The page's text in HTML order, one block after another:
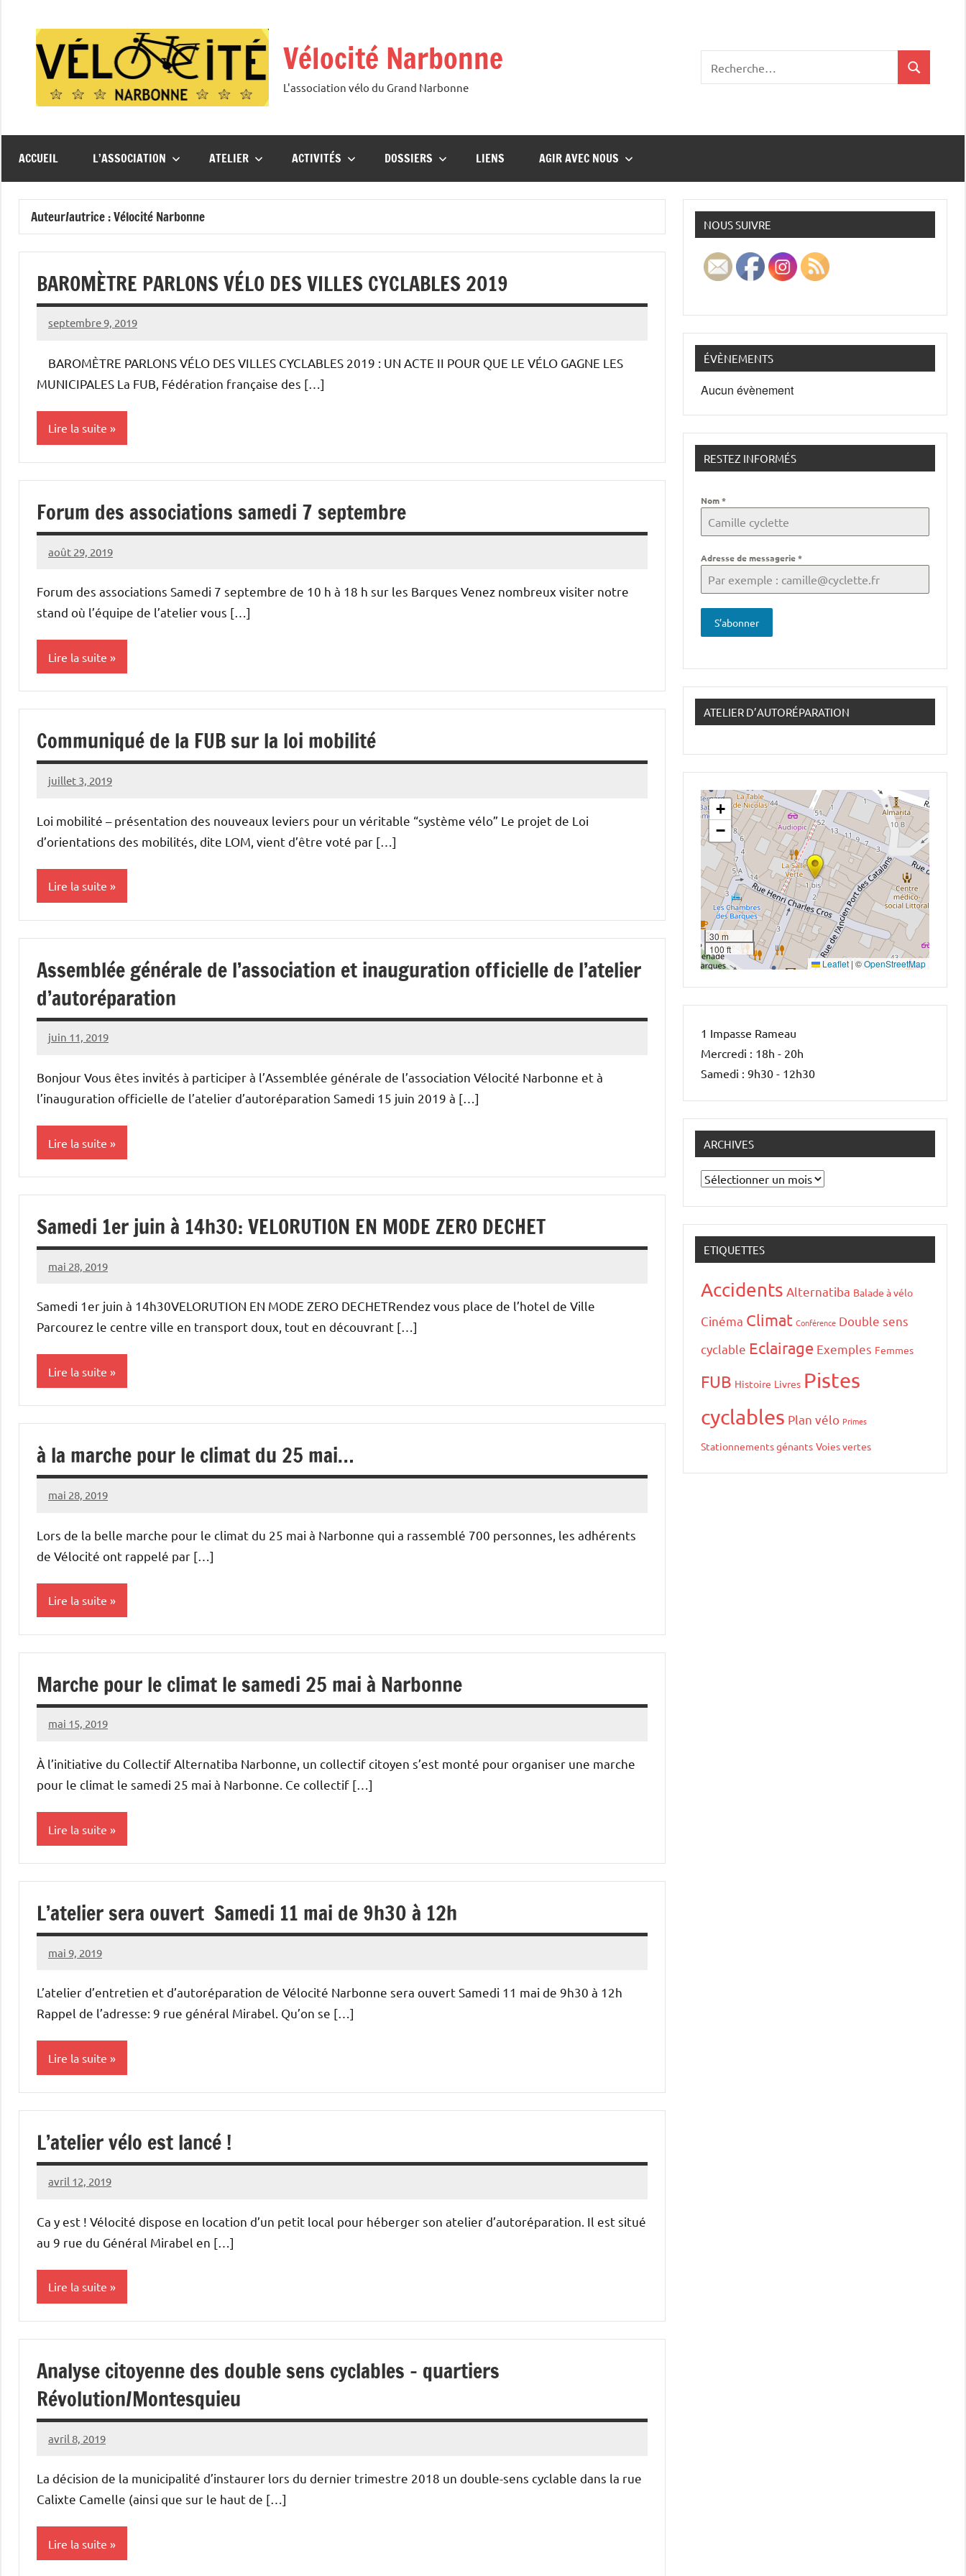
contenu
Vélocité Narbonne
L'association vélo du Grand Narbonne
pour
Recherche
ACCUEIL L’ASSOCIATION ATELIER ACTIVITÉS DOSSIERS LIENS AGIR AVEC NOUS
Auteur/autrice :Vélocité Narbonne
BAROMÈTRE PARLONS VÉLO DES VILLES CYCLABLES 2019
septembre 9, 2019
Vélocité
1
BAROMÈTRE PARLONS VÉLO DES VILLES CYCLABLES 2019 : UN ACTE II POUR QUE LE VÉLO GAGNE LES
MUNICIPALES La FUB, Fédération française des […]
Lire la suite
Baromètre
Forum des associations samedi 7 septembre
août 29, 2019
Vélocité
Aucun
Forum des associations Samedi 7 septembre de 10 h à 18 h sur les Barques Venez nombreux visiter notre
stand où l’équipe de l’atelier vous […]
Lire la suite
l'association
Communiqué de la FUB sur la loi mobilité
juillet 3, 2019
Vélocité
Aucun
Loi mobilité – présentation des nouveaux leviers pour un véritable “système vélo” Le projet de Loi
d’orientations des mobilités, dite LOM, vient d’être voté par […]
Lire la suite
Assemblée générale de l’association et inauguration officielle de l’atelier
d’autoréparation
juin 11, 2019
Vélocité
Aucun
Bonjour Vous êtes invités à participer à l’Assemblée générale de l’association Vélocité Narbonne et à
l’inauguration officielle de l’atelier d’autoréparation Samedi 15 juin 2019 à […]
Lire la suite
l'association
Samedi 1er juin à 14h30: VELORUTION EN MODE ZERO DECHET
mai 28, 2019
Vélocité
Aucun
Samedi 1er juin à 14h30VELORUTION EN MODE ZERO DECHETRendez vous place de l’hotel de Ville
Parcourez le centre ville en transport doux, tout en découvrant […]
Lire la suite
à la marche pour le climat du 25 mai…
mai 28, 2019
Vélocité
Aucun
Lors de la belle marche pour le climat du 25 mai à Narbonne qui a rassemblé 700 personnes, les adhérents
de Vélocité ont rappelé par […]
Lire la suite
Marche pour le climat le samedi 25 mai à Narbonne
mai 15, 2019
Vélocité
Aucun
À l’initiative du Collectif Alternatiba Narbonne, un collectif citoyen s’est monté pour organiser une marche
pour le climat le samedi 25 mai à Narbonne. Ce collectif […]
Lire la suite
L’atelier sera ouvert Samedi 11 mai de 9h30 à 12h
mai 9, 2019
Vélocité
Aucun
L’atelier d’entretien et d’autoréparation de Vélocité Narbonne sera ouvert Samedi 11 mai de 9h30 à 12h
Rappel de l’adresse: 9 rue général Mirabel. Qu’on se […]
Lire la suite
L’atelier vélo est lancé !
avril 12, 2019
Vélocité
Aucun
Ca y est ! Vélocité dispose en location d’un petit local pour héberger son atelier d’autoréparation. Il est situé
au 9 rue du Général Mirabel en […]
Lire la suite
Analyse citoyenne des double sens cyclables – quartiers
Révolution/Montesquieu
avril 8, 2019
Vélocité
Aucun
La décision de la municipalité d’instaurer lors du dernier trimestre 2018 un double-sens cyclable dans la rue
Calixte Camelle (ainsi que sur le haut de […]
Lire la suite
NOUS SUIVRE
ÉVÈNEMENTS
Aucun évènement
RESTEZ INFORMÉS
Nom*
Adresse de messagerie*
S’abonner
ATELIER D’AUTORÉPARATION
+
−
30 m
100 ft
Leaflet |©OpenStreetMap
1 Impasse Rameau
Mercredi : 18h - 20h
Samedi : 9h30 - 12h30
ARCHIVES
Archives
ETIQUETTES
Accidents Alternatiba Balade à vélo
Cinéma Climat Conférence Double sens
cyclable Eclairage Exemples Femmes
FUB Histoire Livres Pistes
cyclables Plan vélo Primes
Stationnements génants Voies vertes